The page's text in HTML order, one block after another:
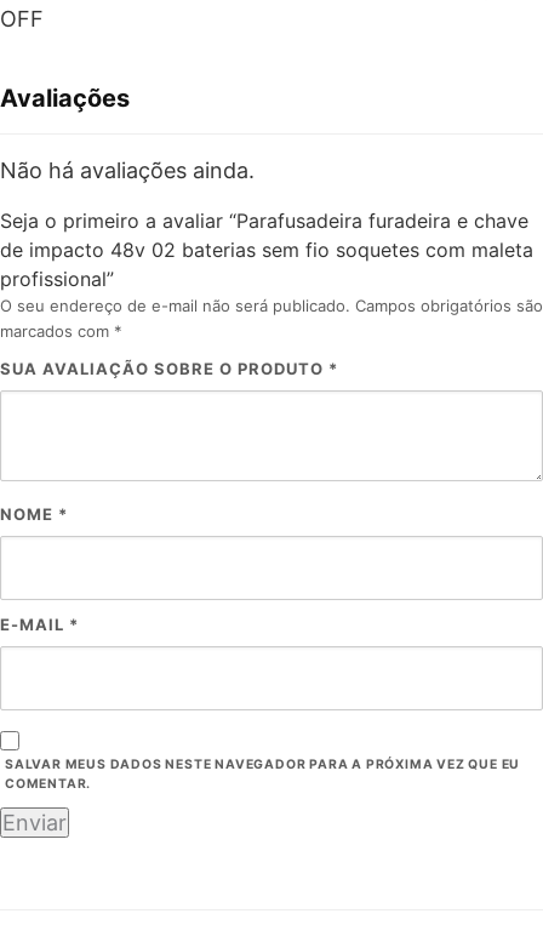
OFF
Avaliações
Não há avaliações ainda.
Seja o primeiro a avaliar “Parafusadeira furadeira e chave
de impacto 48v 02 baterias sem fio soquetes com maleta
profissional”
O seu endereço de e-mail não será publicado. Campos obrigatórios são
marcados com *
SUA AVALIAÇÃO SOBRE O PRODUTO *
NOME *
E-MAIL *
SALVAR MEUS DADOS NESTE NAVEGADOR PARA A PRÓXIMA VEZ QUE EU
COMENTAR.